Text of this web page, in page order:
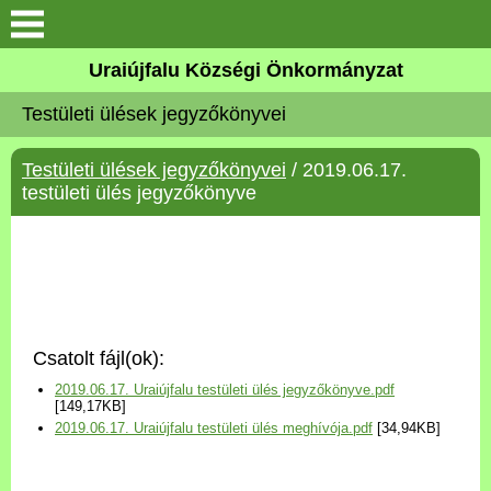
Köszöntő
Elérhetőségek
Uraiújfalu
Választási információk
Versenyképes Járások
Uraiújfalu Községi Önkormányzat
Testületi ülések jegyzőkönyvei
Testületi ülések jegyzőkönyvei / 2019.06.17.
testületi ülés jegyzőkönyve
Csatolt fájl(ok):
2019.06.17. Uraiújfalu testületi ülés jegyzőkönyve.pdf
[149,17KB]
2019.06.17. Uraiújfalu testületi ülés meghívója.pdf [34,94KB]